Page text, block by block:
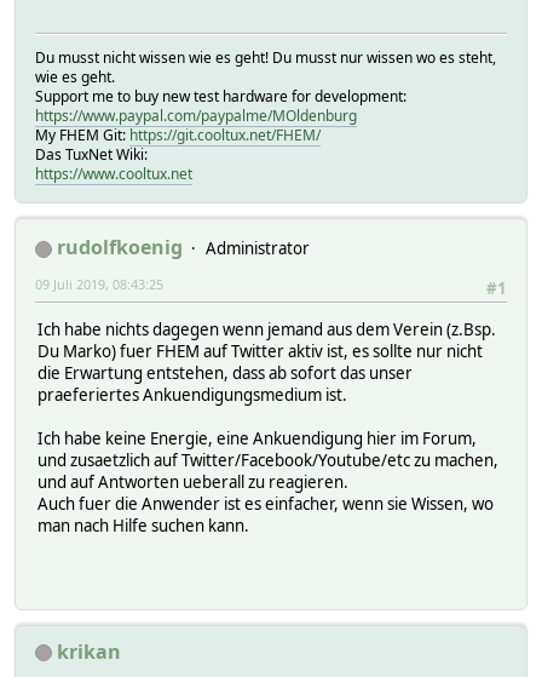
Du musst nicht wissen wie es geht! Du musst nur wissen wo es steht,
wie es geht.
Support me to buy new test hardware for development:
https://www.paypal.com/paypalme/MOldenburg
My FHEM Git: https://git.cooltux.net/FHEM/
Das TuxNet Wiki:
https://www.cooltux.net
rudolfkoenig
Administrator
#1
09 Juli 2019, 08:43:25
Ich habe nichts dagegen wenn jemand aus dem Verein (z.Bsp.
Du Marko) fuer FHEM auf Twitter aktiv ist, es sollte nur nicht
die Erwartung entstehen, dass ab sofort das unser
praeferiertes Ankuendigungsmedium ist.
Ich habe keine Energie, eine Ankuendigung hier im Forum,
und zusaetzlich auf Twitter/Facebook/Youtube/etc zu machen,
und auf Antworten ueberall zu reagieren.
Auch fuer die Anwender ist es einfacher, wenn sie Wissen, wo
man nach Hilfe suchen kann.
krikan